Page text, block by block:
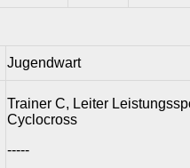
Jugendwart
Trainer C, Leiter
Cyclocross
-----